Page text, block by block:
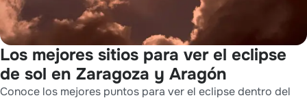
Los mejores sitios para ver el eclipse
de sol en Zaragoza y Aragón
Conoce los mejores puntos para ver el eclipse dentro del